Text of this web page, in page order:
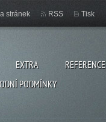
EXTRA REFERENCE
PODMÍNKY
stránek RSS Tisk